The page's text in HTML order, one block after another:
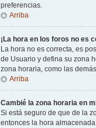
preferencias.
Arriba
¡La hora en los foros no es
La hora no es correcta, es
de Usuario y defina su zona
zona horaria, como las
Arriba
Cambié la zona horaria en
Si está seguro de que de la
entonces la hora